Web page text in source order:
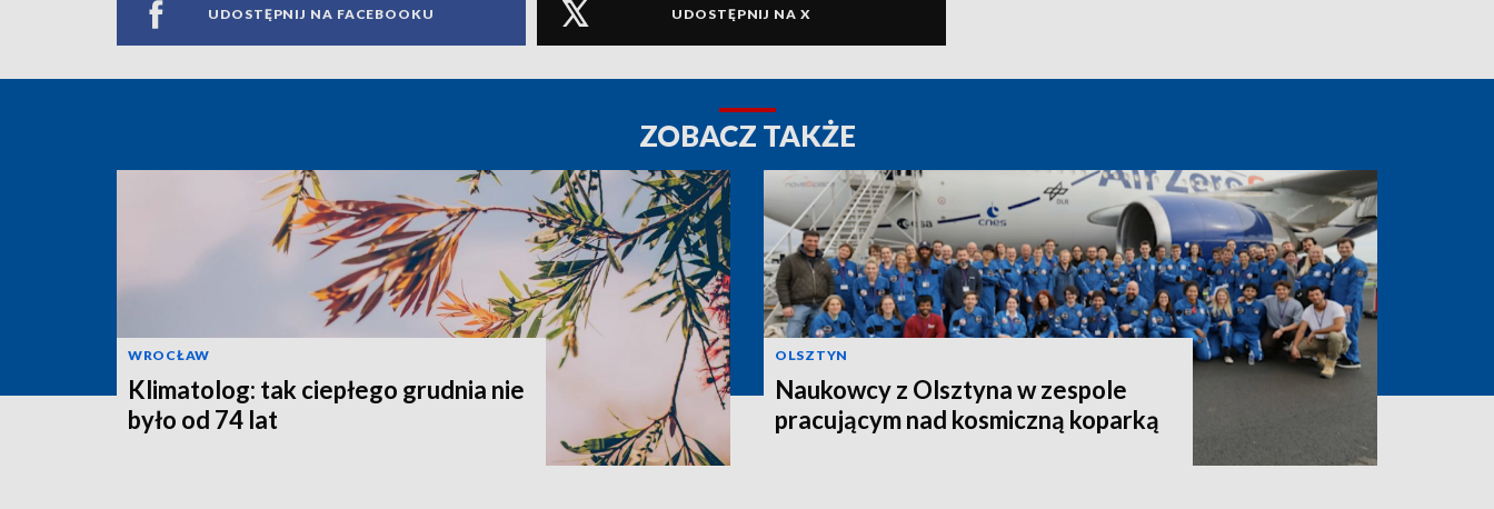
UDOSTĘPNIJ NA FACEBOOKU UDOSTĘPNIJ NA X
ZOBACZ TAKŻE
WROCŁAW
Klimatolog: tak ciepłego grudnia nie
było od 74 lat
OLSZTYN
Naukowcy z Olsztyna w zespole
pracującym nad kosmiczną koparką